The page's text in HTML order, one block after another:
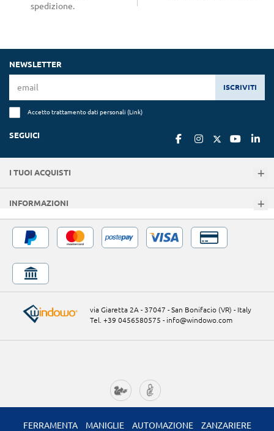
spedizione.
NEWSLETTER
ISCRIVITI
Accetto trattamento dati personali (Link)
SEGUICI
I TUOI ACQUISTI
INFORMAZIONI
via Giaretta 2A - 37047 - San Bonifacio (VR) - Italy
Tel. +39 0456580575 - info@windowo.com
FERRAMENTA MANIGLIE AUTOMAZIONE ZANZARIERE